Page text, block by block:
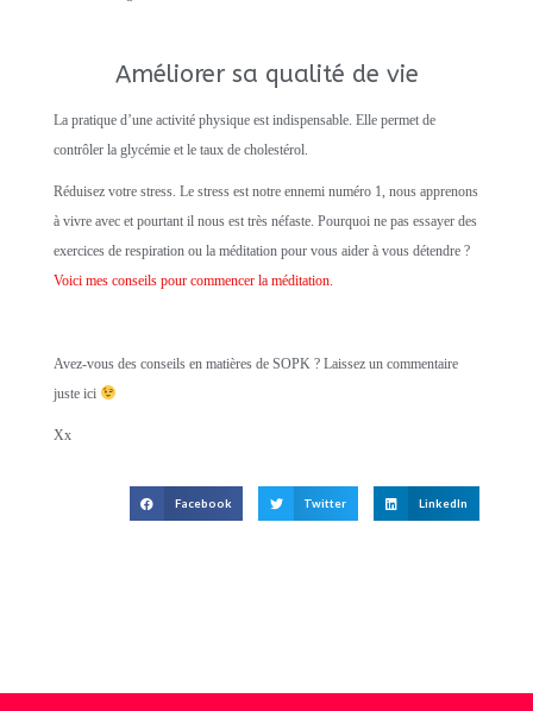
Améliorer sa qualité de vie
La pratique d’une activité physique est indispensable. Elle permet de
contrôler la glycémie et le taux de cholestérol.
Réduisez votre stress. Le stress est notre ennemi numéro 1, nous apprenons
à vivre avec et pourtant il nous est très néfaste. Pourquoi ne pas essayer des
exercices de respiration ou la méditation pour vous aider à vous détendre ?
Voici mes conseils pour commencer la méditation.
Avez-vous des conseils en matières de SOPK ? Laissez un commentaire
juste ici
Xx
Facebook Twitter LinkedIn